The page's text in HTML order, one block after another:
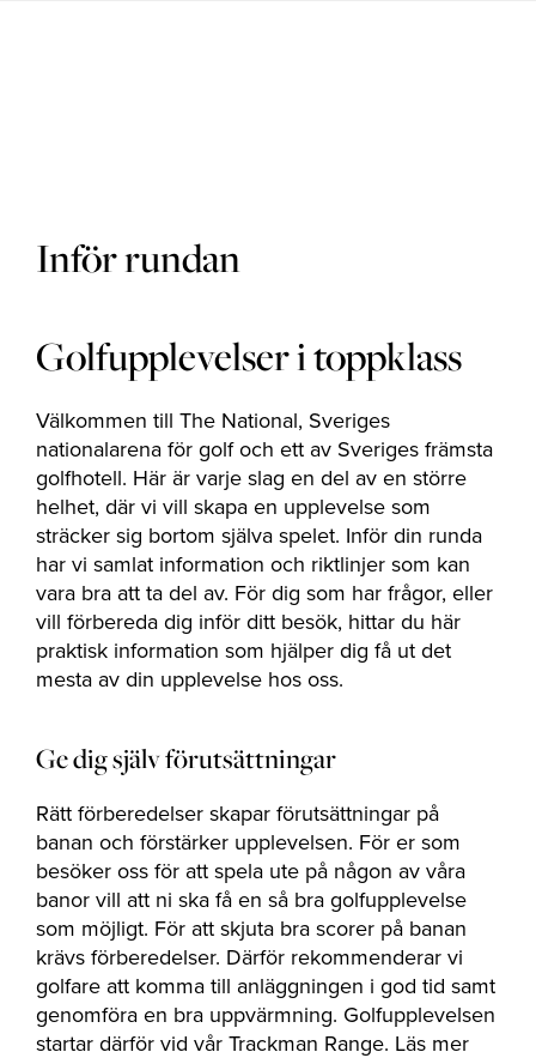
Golfpaket
Restaurang
Hotell
The Range
Golfcoacher
Företag
MEDLEMSKAP
ERBJUDANDEN
EVENT
KONTAKTA OSS
Inför rundan
Golfupplevelser i toppklass
Välkommen till The National, Sveriges
nationalarena för golf och ett av Sveriges främsta
golfhotell. Här är varje slag en del av en större
helhet, där vi vill skapa en upplevelse som
sträcker sig bortom själva spelet. Inför din runda
har vi samlat information och riktlinjer som kan
vara bra att ta del av. För dig som har frågor, eller
vill förbereda dig inför ditt besök, hittar du här
praktisk information som hjälper dig få ut det
mesta av din upplevelse hos oss.
Ge dig själv förutsättningar
Rätt förberedelser skapar förutsättningar på
banan och förstärker upplevelsen. För er som
besöker oss för att spela ute på någon av våra
banor vill att ni ska få en så bra golfupplevelse
som möjligt. För att skjuta bra scorer på banan
krävs förberedelser. Därför rekommenderar vi
golfare att komma till anläggningen i god tid samt
genomföra en bra uppvärmning. Golfupplevelsen
startar därför vid vår Trackman Range. Läs mer